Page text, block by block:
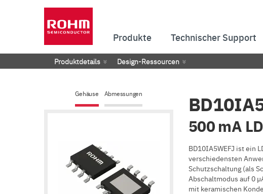
Produkte Technischer Support
Produktdetails Design-Ressourcen
Gehäuse Abmessungen
500 mA
BD10IA5WEFJ ist ein
verschiedensten
Schutzschaltung (als
Abschaltmodus auf 0
mit keramischen